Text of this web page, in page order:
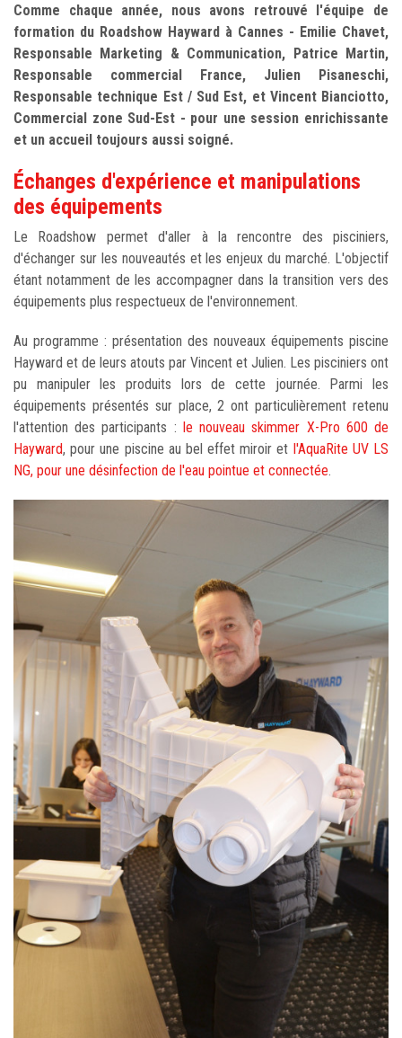
Comme chaque année, nous avons retrouvé l'équipe de
formation du Roadshow Hayward à Cannes - Emilie Chavet,
Responsable Marketing & Communication, Patrice Martin,
Responsable commercial France, Julien Pisaneschi,
Responsable technique Est / Sud Est, et Vincent Bianciotto,
Commercial zone Sud-Est - pour une session enrichissante
et un accueil toujours aussi soigné.
Échanges d'expérience et manipulations
des équipements
Le Roadshow permet d'aller à la rencontre des pisciniers,
d'échanger sur les nouveautés et les enjeux du marché. L'objectif
étant notamment de les accompagner dans la transition vers des
équipements plus respectueux de l'environnement.
Au programme : présentation des nouveaux équipements piscine
Hayward et de leurs atouts par Vincent et Julien. Les pisciniers ont
pu manipuler les produits lors de cette journée. Parmi les
équipements présentés sur place, 2 ont particulièrement retenu
l'attention des participants : le nouveau skimmer X-Pro 600 de
Hayward, pour une piscine au bel effet miroir et l'AquaRite UV LS
NG, pour une désinfection de l'eau pointue et connectée